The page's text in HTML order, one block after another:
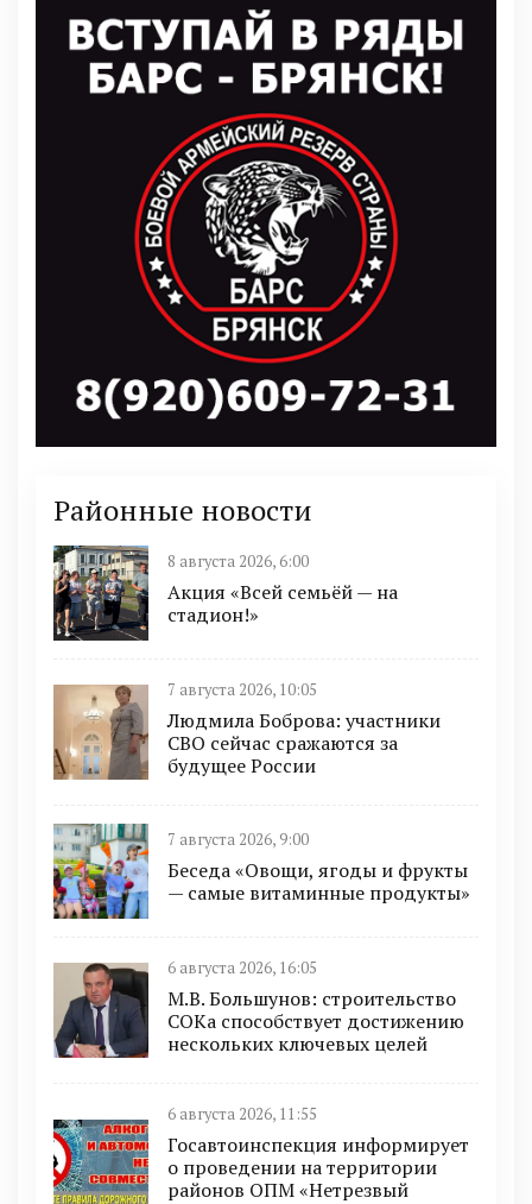
Районные новости
8 августа 2026, 6:00
Акция «Всей семьёй — на
стадион!»
7 августа 2026, 10:05
Людмила Боброва: участники
СВО сейчас сражаются за
будущее России
7 августа 2026, 9:00
Беседа «Овощи, ягоды и фрукты
— самые витаминные продукты»
6 августа 2026, 16:05
М.В. Большунов: строительство
СОКа способствует достижению
нескольких ключевых целей
6 августа 2026, 11:55
Госавтоинспекция информирует
о проведении на территории
районов ОПМ «Нетрезвый